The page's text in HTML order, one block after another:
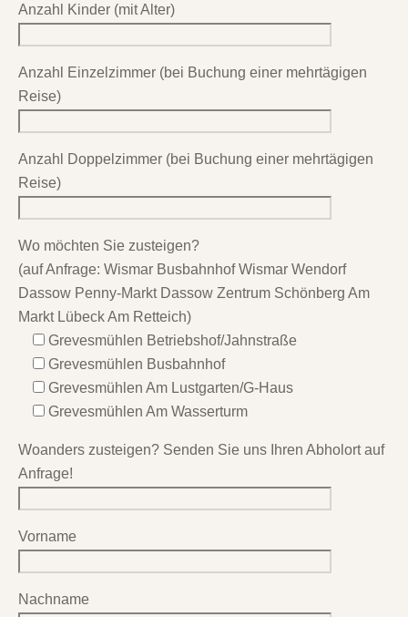
Anzahl Kinder (mit Alter)
Anzahl Einzelzimmer (bei Buchung einer mehrtägigen
Reise)
Anzahl Doppelzimmer (bei Buchung einer mehrtägigen
Reise)
Wo möchten Sie zusteigen?
(auf Anfrage: Wismar Busbahnhof Wismar Wendorf
Dassow Penny-Markt Dassow Zentrum Schönberg Am
Markt Lübeck Am Retteich)
Grevesmühlen Betriebshof/Jahnstraße
Grevesmühlen Busbahnhof
Grevesmühlen Am Lustgarten/G-Haus
Grevesmühlen Am Wasserturm
Woanders zusteigen? Senden Sie uns Ihren Abholort auf
Anfrage!
Vorname
Nachname